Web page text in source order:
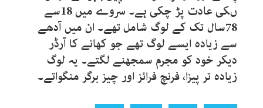
ںکی عادت پڑ چکی ہے۔ سروے میں 18سے
78سال تک کے لوگ شامل تھے۔ ان میں آدھے
سے زیادہ ایسے لوگ تھے جو کھانے کا آرڈر
دیکر خود کو مجرم سمجھنے لگتے۔ یہ لوگ
زیادہ تر پیزا، فرنچ فرائز اور چیز برگر منگواتے۔